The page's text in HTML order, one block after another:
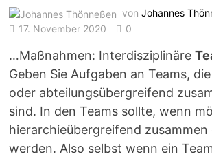
vonJohannes
17. November 2020
0
…Maßnahmen: Interdisziplinäre
Geben Sie Aufgaben an Teams,
oder abteilungsübergreifend
sind. In den Teams sollte, wenn
hierarchieübergreifend
werden. Also selbst wenn ein